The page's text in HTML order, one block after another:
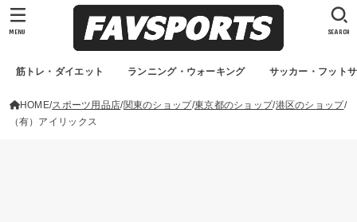
筋トレ・ダイエット ランニング・ウォーキング サッカー・フット
SEARCH
MENU
HOME スポーツ用品店 関東のショップ 東京都のショップ 港区のショップ
（有）アイリックス